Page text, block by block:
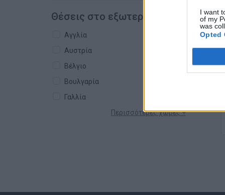
I want
of my
was
Opted
Θέσεις στο εξωτερικό
Αγγλία
Αυστρία
Βέλγιο
Βουλγαρία
Γαλλία
Περισσότερες χώρες +